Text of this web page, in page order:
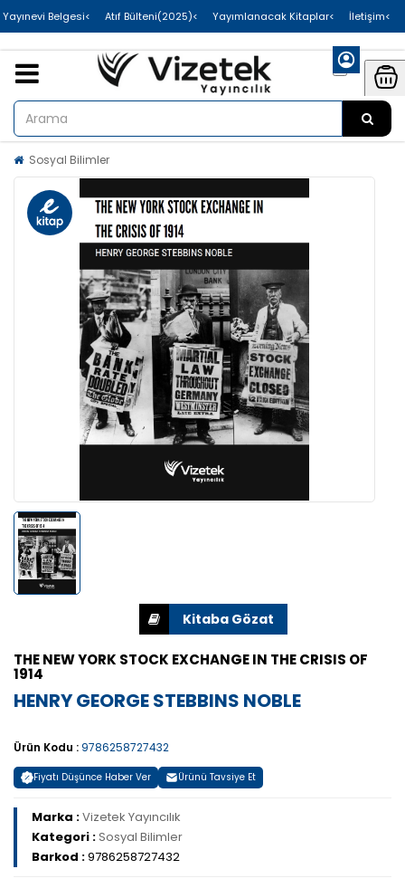
>İletişim
>Yayımlanacak Kitaplar
>Atıf Bülteni(2025)
>Uluslararası Yayınevi Belgesi
Sosyal Bilimler
THE NEW YORK STOCK EXCHANGE IN THE CRISIS OF
1914
HENRY GEORGE STEBBINS NOBLE
Ürün Kodu : 9786258727432
Fiyatı Düşünce Haber Ver Ürünü Tavsiye Et
Marka :Vizetek Yayıncılık
Kategori :Sosyal Bilimler
Barkod :9786258727432